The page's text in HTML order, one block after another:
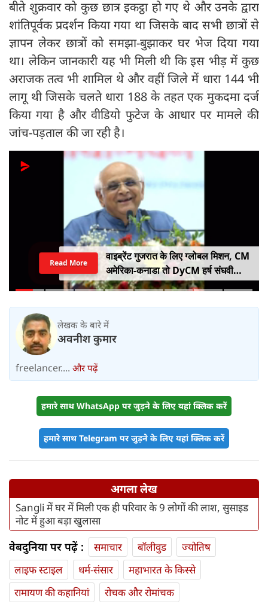
बीते शुक्रवार को कुछ छात्र इकट्ठा हो गए थे और उनके द्वारा
शांतिपूर्वक प्रदर्शन किया गया था जिसके बाद सभी छात्रों से
ज्ञापन लेकर छात्रों को समझा-बुझाकर घर भेज दिया गया
था। लेकिन जानकारी यह भी मिली थी कि इस भीड़ में कुछ
अराजक तत्व भी शामिल थे और वहीं जिले में धारा 144 भी
लागू थी जिसके चलते धारा 188 के तहत एक मुकदमा दर्ज
किया गया है और वीडियो फुटेज के आधार पर मामले की
जांच-पड़ताल की जा रही है।
वाइब्रेंट गुजरात के लिए ग्लोबल मिशन, CM
अमेरिका-कनाडा तो DyCM हर्ष संघवी
संभालेंगे जापान-यूरोप का मोर्चा
Read More
लेखक के बारे में
अवनीश कुमार
freelancer.... और पढ़ें
हमारे साथ WhatsApp पर जुड़ने के लिए यहां क्लिक करें
हमारे साथ Telegram पर जुड़ने के लिए यहां क्लिक करें
अगला लेख
Sangli में घर में मिली एक ही परिवार के 9 लोगों की लाश, सुसाइड
नोट में हुआ बड़ा खुलासा
वेबदुनिया पर पढ़ें : समाचार बॉलीवुड
ज्योतिष
लाइफ स्‍टाइल
धर्म-संसार
महाभारत के किस्से
रामायण की कहानियां
रोचक और रोमांचक